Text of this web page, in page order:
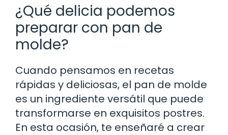
¿Qué delicia podemos
preparar con pan de
molde?
Cuando pensamos en recetas
rápidas y deliciosas, el pan de molde
es un ingrediente versátil que puede
transformarse en exquisitos postres.
En esta ocasión, te enseñaré a crear